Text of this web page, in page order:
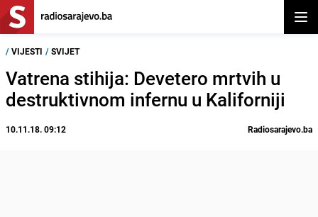
/ VIJESTI / SVIJET
Vatrena stihija: Devetero mrtvih u
destruktivnom infernu u Kaliforniji
10.11.18. 09:12 Radiosarajevo.ba